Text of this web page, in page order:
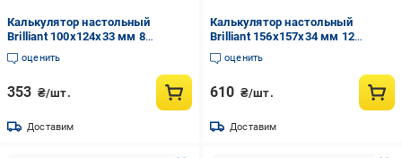
Калькулятор настольный
Brilliant 100х124х33 мм 8
разрядный пластик Черный (BS
208)
оценить
353 ₴/шт.
Доставим
Калькулятор настольный
Brilliant 156x157x34 мм 12
разрядный пластик Черный (BS
312)
оценить
610 ₴/шт.
Доставим